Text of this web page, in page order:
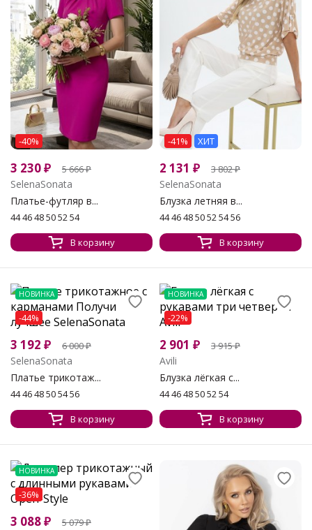
-40%
3 230₽ 5 666₽
SelenaSonata
Платье-футляр в...
44 46 48 50 52 54
В корзину
-41% ХИТ
2 131 ₽ 3 802₽
SelenaSonata
Блузка летняя в...
44 46 48 50 52 54 56
В корзину
НОВИНКА
-44%
3 192 ₽ 6 000₽
SelenaSonata
Платье трикотаж...
44 46 48 50 54 56
В корзину
НОВИНКА
-22%
2 901 ₽ 3 915₽
Avili
Блузка лёгкая с...
44 46 48 50 52 54
В корзину
НОВИНКА
-36%
3 088₽ 5 079₽